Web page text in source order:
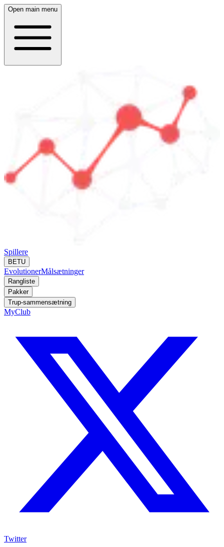
Open main menu
Spillere
BETU
EvolutionerMålsætninger
Rangliste
Pakker
Trup-sammensætning
MyClub
Twitter